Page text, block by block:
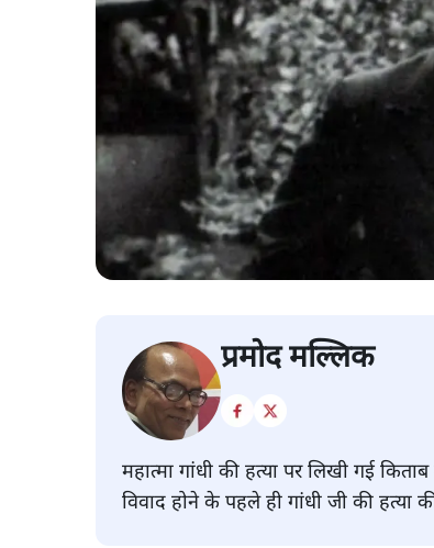
प्रमोद मल्लिक
महात्मा गांधी की हत्या पर लिखी गई
विवाद होने के पहले ही गांधी जी की हत्या